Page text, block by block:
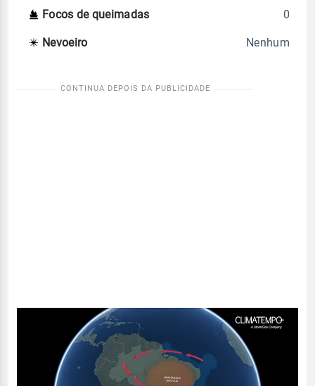
Focos de queimadas 0
Nevoeiro Nenhum